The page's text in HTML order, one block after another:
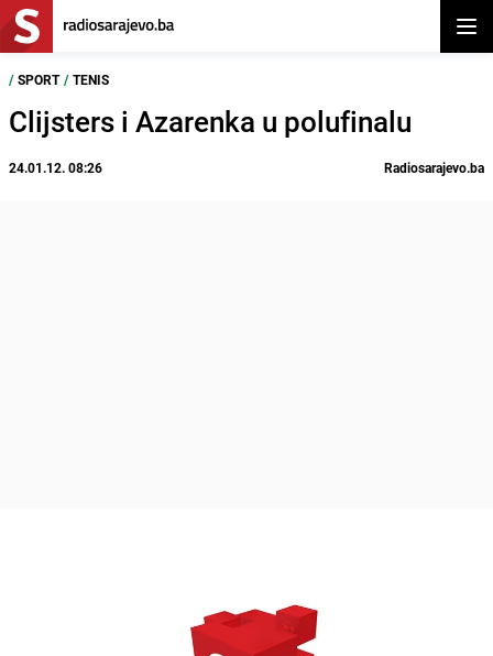
/ SPORT / TENIS
Clijsters i Azarenka u polufinalu
24.01.12. 08:26 Radiosarajevo.ba